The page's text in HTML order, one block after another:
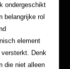
ondergeschikt
belangrijke rol
element
Denk
die niet alleen